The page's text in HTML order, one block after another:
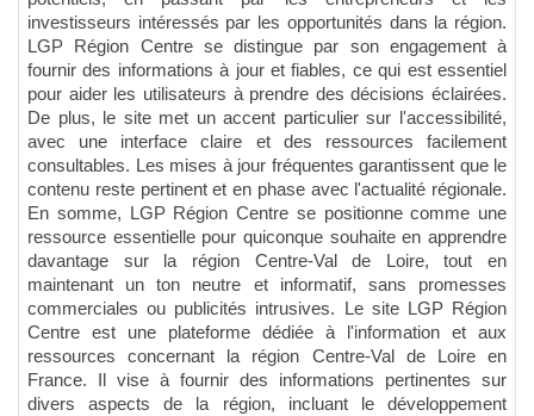
investisseurs intéressés par les opportunités dans la région.
LGP Région Centre se distingue par son engagement à
fournir des informations à jour et fiables, ce qui est essentiel
pour aider les utilisateurs à prendre des décisions éclairées.
De plus, le site met un accent particulier sur l'accessibilité,
avec une interface claire et des ressources facilement
consultables. Les mises à jour fréquentes garantissent que le
contenu reste pertinent et en phase avec l'actualité régionale.
En somme, LGP Région Centre se positionne comme une
ressource essentielle pour quiconque souhaite en apprendre
davantage sur la région Centre-Val de Loire, tout en
maintenant un ton neutre et informatif, sans promesses
commerciales ou publicités intrusives. Le site LGP Région
Centre est une plateforme dédiée à l'information et aux
ressources concernant la région Centre-Val de Loire en
France. Il vise à fournir des informations pertinentes sur
divers aspects de la région, incluant le développement